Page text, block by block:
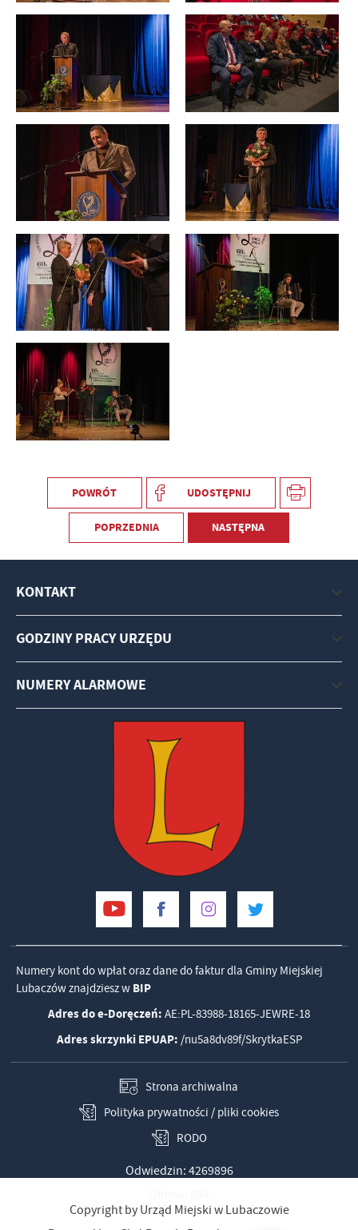
POWRÓT UDOSTĘPNIJ
POPRZEDNIA NASTĘPNA
KONTAKT
GODZINY PRACY URZĘDU
NUMERY ALARMOWE
Numery kont do wpłat oraz dane do faktur dla Gminy Miejskiej
Lubaczów znajdziesz w BIP
Adres do e-Doręczeń: AE:PL-83988-18165-JEWRE-18
Adres skrzynki EPUAP: /nu5a8dv89f/SkrytkaESP
Strona archiwalna
Polityka prywatności / pliki cookies
RODO
Odwiedzin: 4269896
Copyright by Urząd Miejski w Lubaczowie